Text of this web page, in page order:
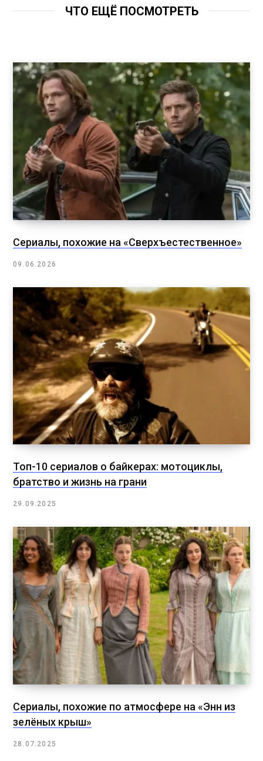
ЧТО ЕЩЁ ПОСМОТРЕТЬ
Сериалы, похожие на «Сверхъестественное»
09.06.2026
Топ-10 сериалов о байкерах: мотоциклы,
братство и жизнь на грани
29.09.2025
Сериалы, похожие по атмосфере на «Энн из
зелёных крыш»
28.07.2025